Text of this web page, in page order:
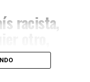
racista,
bien no